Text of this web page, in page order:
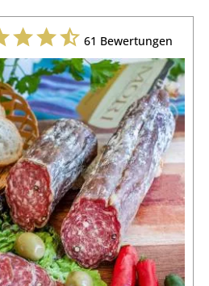
61 Bewertungen